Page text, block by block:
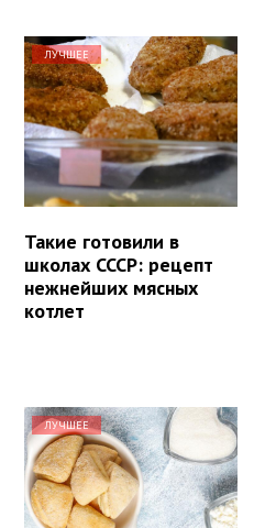
ЛУЧШЕЕ
Такие готовили в
школах СССР: рецепт
нежнейших мясных
котлет
ЛУЧШЕЕ